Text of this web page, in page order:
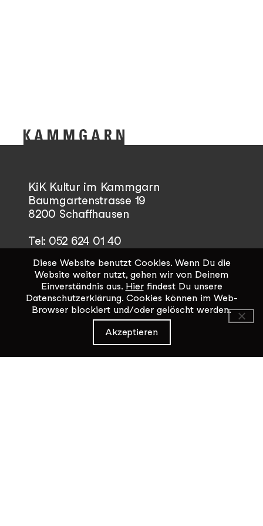
KiK Kultur im Kammgarn
Baumgartenstrasse 19
8200 Schaffhausen
Tel: 052 624 01 40
Öffnungszeiten KiK-Büro:
Mittwoch - Freitag 14:00 - 17:00
Kontaktformular
Diese Website benutzt Cookies. Wenn Du die
Website weiter nutzt, gehen wir von Deinem
Einverständnis aus. Hierfindest Du unsere
Datenschutzerklärung. Cookies können im Web-
Browser blockiert und/oder gelöscht werden.
Akzeptieren